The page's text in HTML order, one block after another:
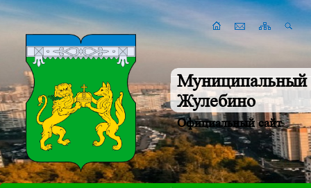
Муниципальный
Жулебино
Официальный сайт